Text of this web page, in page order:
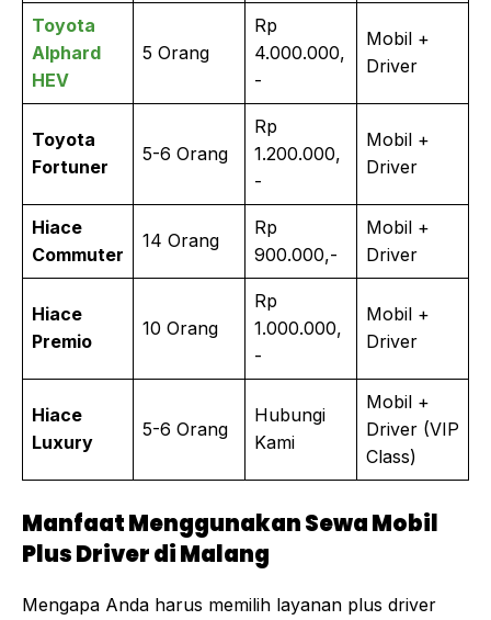
Toyota
Alphard
HEV
5 Orang
Rp
4.000.000,
-
Mobil +
Driver
Toyota
Fortuner
5-6 Orang
Rp
1.200.000,
-
Mobil +
Driver
Hiace
Commuter
14 Orang
Rp
900.000,-
Mobil +
Driver
Hiace
Premio
10 Orang
Rp
1.000.000,
-
Mobil +
Driver
Hiace
Luxury
5-6 Orang
Hubungi
Kami
Mobil +
Driver (VIP
Class)
Manfaat Menggunakan Sewa Mobil
Plus Driver di Malang
Mengapa Anda harus memilih layanan plus driver